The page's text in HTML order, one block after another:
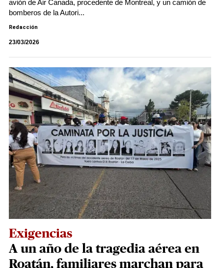
avión de Air Canada, procedente de Montreal, y un camión de
bomberos de la Autori...
Redacción
23/03/2026
Exigencias
A un año de la tragedia aérea en
Roatán, familiares marchan para